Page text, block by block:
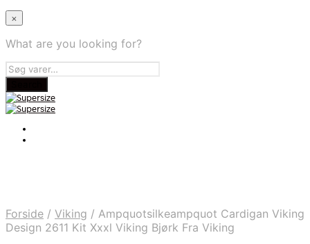
×
What are you looking for?
Forside / Viking / Ampquotsilkeampquot Cardigan Viking
Design 2611 Kit Xxxl Viking Bjørk Fra Viking